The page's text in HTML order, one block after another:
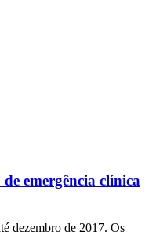
emergência clínica
dezembro de 2017. Os